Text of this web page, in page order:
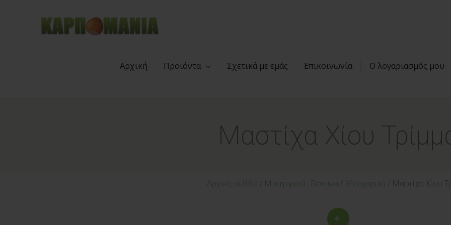
Αρχική Προϊόντα Σχετικά με εμάς Επικοινωνία Ο λογαριασμός μου
Μαστίχα Χίου
Αρχική σελίδα Μπαχαρικά , Βότανα Μπαχαρικά / Μαστίχα Χίου